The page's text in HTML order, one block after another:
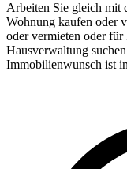
Arbeiten Sie gleich mit
Wohnung kaufen oder
oder vermieten oder
Hausverwaltung
Immobilienwunsch ist